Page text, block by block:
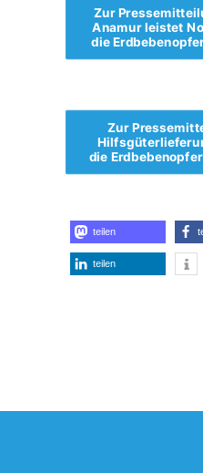
Zur
Anamur leistet
die
Zur
die
teilen
teilen